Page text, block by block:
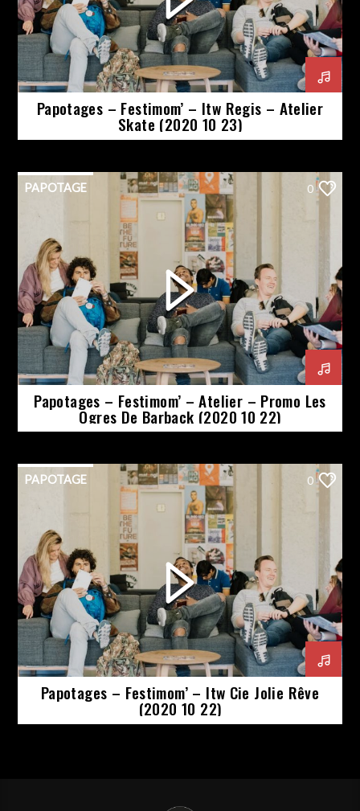
Papotages – Festimom’ – Itw Regis – Atelier
Skate (2020 10 23)
PAPOTAGE 0
Papotages – Festimom’ – Atelier – Promo Les
Ogres De Barback (2020 10 22)
PAPOTAGE 0
Papotages – Festimom’ – Itw Cie Jolie Rêve
(2020 10 22)